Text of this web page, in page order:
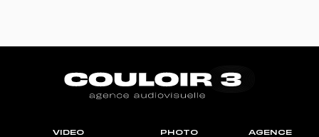
VIDEO PHOTO AGENCE